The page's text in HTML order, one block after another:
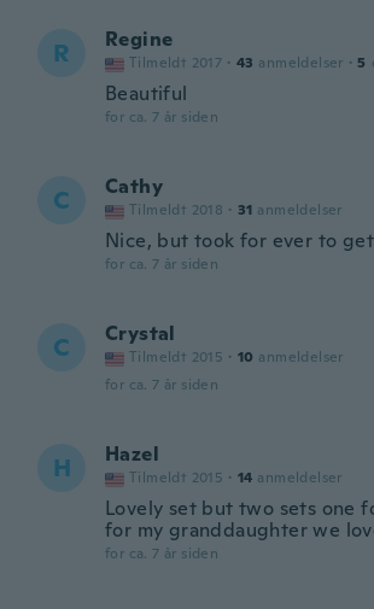
R Regine
Tilmeldt 2017 · 43 anmeldelser · 5
Beautiful
for ca. 7 år siden
C Cathy
Tilmeldt 2018 · 31 anmeldelser
Nice, but took for ever to
for ca. 7 år siden
C Crystal
Tilmeldt 2015 · 10 anmeldelser
for ca. 7 år siden
H Hazel
Tilmeldt 2015 · 14 anmeldelser
Lovely set but two sets one
for my granddaughter we
for ca. 7 år siden